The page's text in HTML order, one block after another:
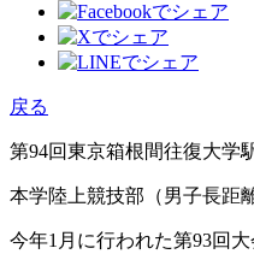
戻る
第94回東京箱根間往復大学
本学陸上競技部（男子長距
今年1月に行われた第93回